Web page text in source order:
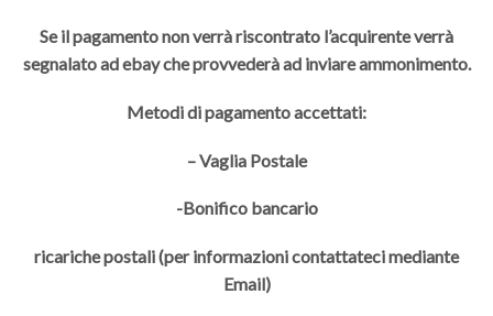
Se il pagamento non verrà riscontrato l’acquirente verrà
segnalato ad ebay che provvederà ad inviare ammonimento.
Metodi di pagamento accettati:
– Vaglia Postale
-Bonifico bancario
ricariche postali (per informazioni contattateci mediante
Email)